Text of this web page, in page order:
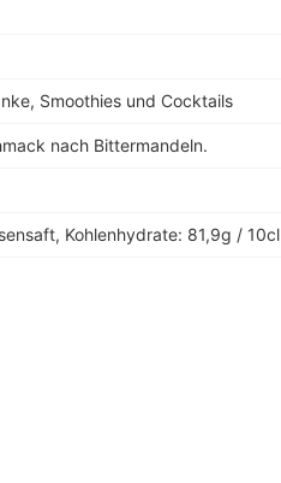
Smoothies und Cocktails
nach Bittermandeln.
Kohlenhydrate: 81,9g / 10cl